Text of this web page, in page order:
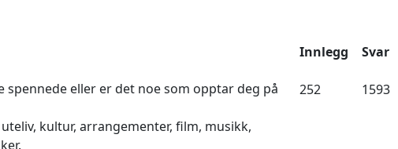
spennede eller er det noe som opptar deg på
kultur, arrangementer, film, musikk,
Innlegg
252
Svar
1593